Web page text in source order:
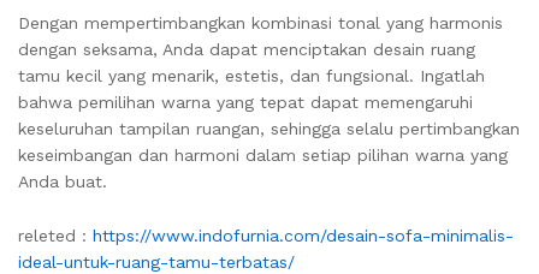
Dengan mempertimbangkan kombinasi tonal yang harmonis
dengan seksama, Anda dapat menciptakan desain ruang
tamu kecil yang menarik, estetis, dan fungsional. Ingatlah
bahwa pemilihan warna yang tepat dapat memengaruhi
keseluruhan tampilan ruangan, sehingga selalu pertimbangkan
keseimbangan dan harmoni dalam setiap pilihan warna yang
Anda buat.
releted : https://www.indofurnia.com/desain-sofa-minimalis-
ideal-untuk-ruang-tamu-terbatas/